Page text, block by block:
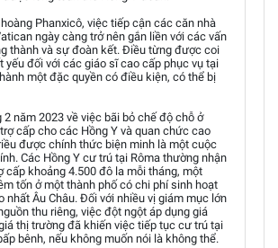
Phanxicô, việc tiếp cận các căn nhà
ngày càng trở nên gắn liền với các vấn
thành và sự đoàn kết. Điều từng được coi
yếu đối với các giáo sĩ cao cấp phục vụ tại
một đặc quyền có điều kiện, có thể bị
2 năm 2023 về việc bãi bỏ chế độ chỗ ở
cấp cho các Hồng Y và quan chức cao
được chính thức biện minh là một cuộc
Các Hồng Y cư trú tại Rôma thường nhận
cấp khoảng 4.500 đô la mỗi tháng, một
tốn ở một thành phố có chi phí sinh hoạt
nhất Âu Châu. Đối với nhiều vị giám mục lớn
thu riêng, việc đột ngột áp dụng giá
thị trường đã khiến việc tiếp tục cư trú tại
bênh, nếu không muốn nói là không thể.